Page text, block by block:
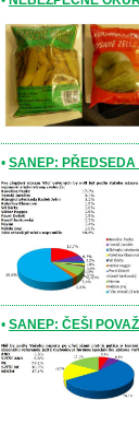
• SANEP: PŘEDSEDA
• SANEP: ČEŠI